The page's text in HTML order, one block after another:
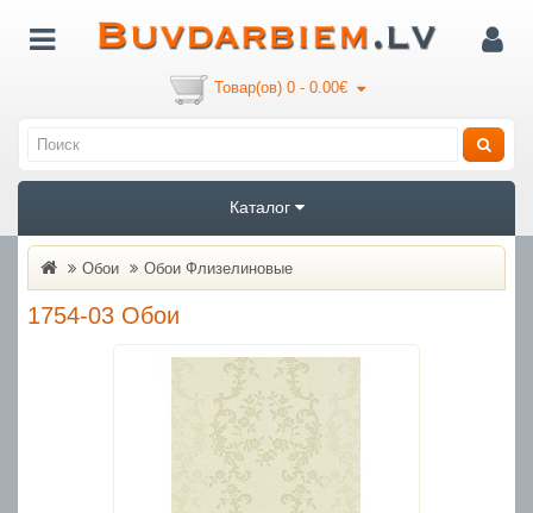
Товар(ов) 0 - 0.00€
Каталог
Обои Oбои Флизелиновые
1754-03 Обои